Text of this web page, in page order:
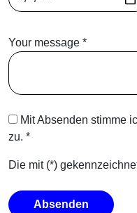
Your message *
Mit Absenden stimme
zu. *
Die mit (*)
Absenden